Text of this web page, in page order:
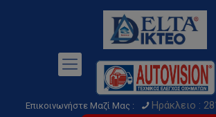
Επικοινωνήστε Μαζί Μας :
Ηράκλειο :